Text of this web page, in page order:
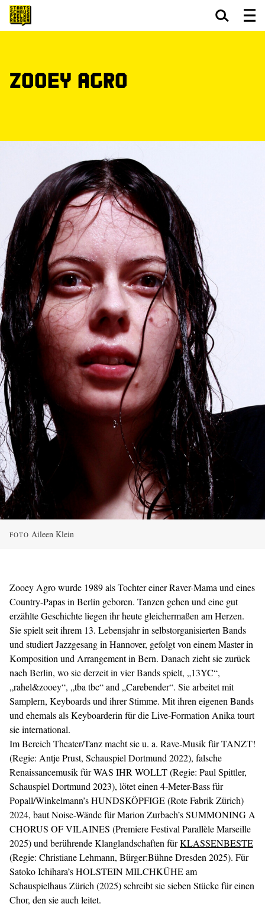
Zooey Agro
FOTO Aileen Klein
Zooey Agro wurde 1989 als Tochter einer Raver-Mama und eines
Country-Papas in Berlin geboren. Tanzen gehen und eine gut
erzählte Geschichte liegen ihr heute gleichermaßen am Herzen.
Sie spielt seit ihrem 13. Lebensjahr in selbstorganisierten Bands
und studiert Jazzgesang in Hannover, gefolgt von einem Master in
Komposition und Arrangement in Bern. Danach zieht sie zurück
nach Berlin, wo sie derzeit in vier Bands spielt, „13YC“,
„rahel&zooey“, „tba tbc“ and „Carebender“. Sie arbeitet mit
Samplern, Keyboards und ihrer Stimme. Mit ihren eigenen Bands
und ehemals als Keyboarderin für die Live-Formation Anika tourt
sie international.
Im Bereich Theater/Tanz macht sie u. a. Rave-Musik für TANZT!
(Regie: Antje Prust, Schauspiel Dortmund 2022), falsche
Renaissancemusik für WAS IHR WOLLT (Regie: Paul Spittler,
Schauspiel Dortmund 2023), lötet einen 4-Meter-Bass für
Popall/Winkelmann’s HUNDSKÖPFIGE (Rote Fabrik Zürich)
2024, baut Noise-Wände für Marion Zurbach’s SUMMONING A
CHORUS OF VILAINES (Premiere Festival Parallèle Marseille
2025) und berührende Klanglandschaften fürKLASSENBESTE
(Regie: Christiane Lehmann, Bürger:Bühne Dresden 2025). Für
Satoko Ichihara’s HOLSTEIN MILCHKÜHE am
Schauspielhaus Zürich (2025) schreibt sie sieben Stücke für einen
Chor, den sie auch leitet.